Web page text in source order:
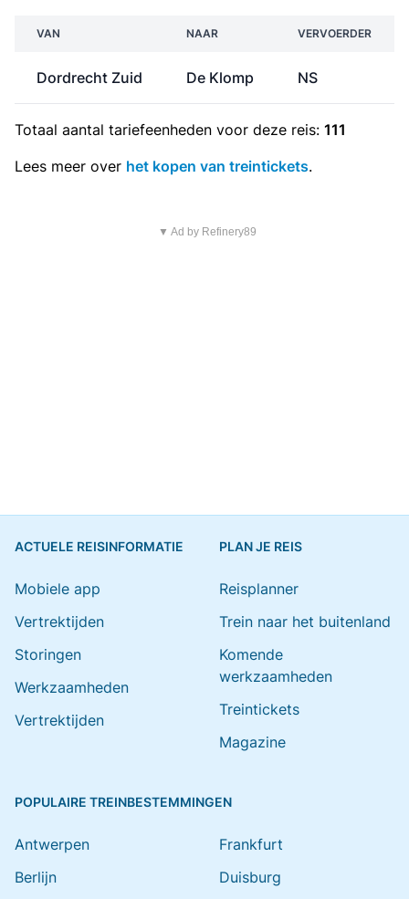
VAN NAAR VERVOERDER
Dordrecht Zuid De Klomp NS
Totaal aantal tariefeenheden voor deze reis: 111
Lees meer over het kopen van treintickets.
▼ Ad by Refinery89
ACTUELE REISINFORMATIE
Mobiele app
Vertrektijden
Storingen
Werkzaamheden
Vertrektijden
PLAN JE REIS
Reisplanner
Trein naar het buitenland
Komende
werkzaamheden
Treintickets
Magazine
POPULAIRE TREINBESTEMMINGEN
Antwerpen
Berlijn
Frankfurt
Duisburg